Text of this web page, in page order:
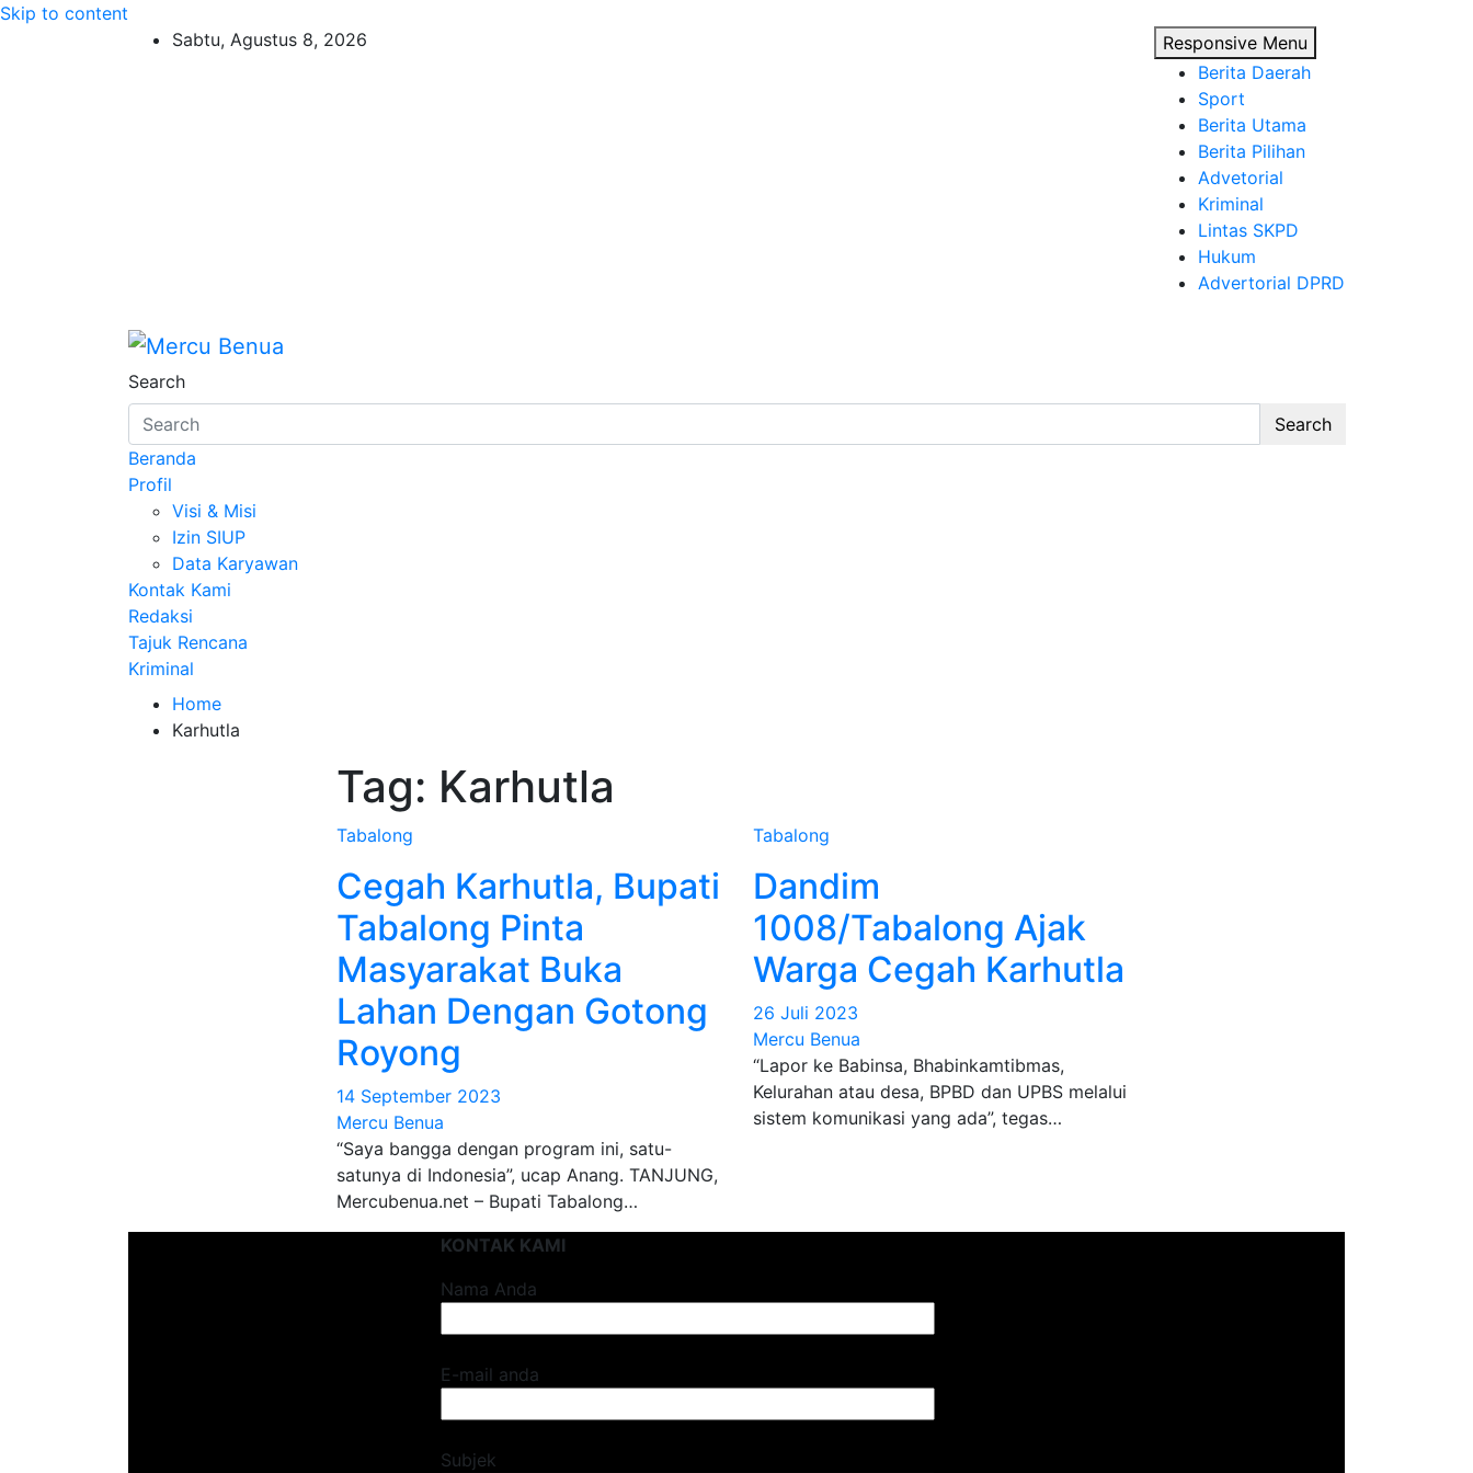
Skip to content
Sabtu, Agustus 8, 2026
Responsive Menu
Berita Daerah
Sport
Berita Utama
Berita Pilihan
Advetorial
Kriminal
Lintas SKPD
Hukum
Advertorial DPRD
Mercu Benua
Suara Masyarakat Bawah
Search
Search
Beranda
Profil
Visi & Misi
Izin SIUP
Data Karyawan
Kontak Kami
Redaksi
Tajuk Rencana
Kriminal
Home
Karhutla
Tag: Karhutla
Tabalong
Cegah Karhutla, Bupati
Tabalong Pinta
Masyarakat Buka
Lahan Dengan Gotong
Royong
14 September 2023
Mercu Benua
“Saya bangga dengan program ini, satu-
satunya di Indonesia”, ucap Anang. TANJUNG,
Mercubenua.net – Bupati Tabalong…
Tabalong
Dandim
1008/Tabalong Ajak
Warga Cegah Karhutla
26 Juli 2023
Mercu Benua
“Lapor ke Babinsa, Bhabinkamtibmas,
Kelurahan atau desa, BPBD dan UPBS melalui
sistem komunikasi yang ada”, tegas…
KONTAK KAMI
Nama Anda
E-mail anda
Subjek